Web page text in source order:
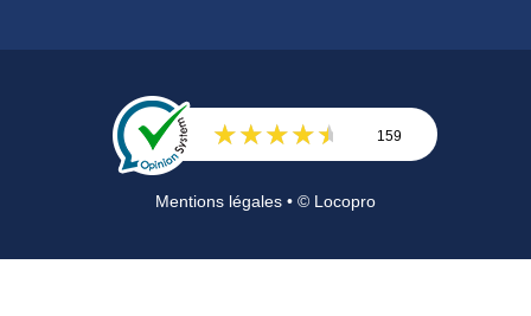
159
Mentions légales • © Locopro